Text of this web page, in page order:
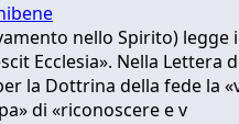
nello Spirito) legge
Ecclesia». Nella Lettera
la Dottrina della fede la
di «riconoscere e v